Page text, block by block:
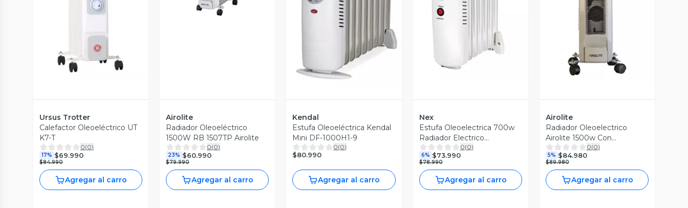
Vista Previa
Ursus Trotter
Calefactor Oleoeléctrico UT
K7-T
0(0)
17% $69.990
$84.990
Agregar al carro
Airolite
Radiador Oleoeléctrico
1500W RB 1507TP Airolite
0(0)
23% $60.990
$79.990
Agregar al carro
Vista Previa
Kendal
Estufa Oleoeléctrica Kendal
Mini DF-1000H1-9
0(0)
$80.990
Agregar al carro
Vista Previa
Nex
Estufa Oleoelectrica 700w
Radiador Electrico
Re001oi20 0(0)
6% $73.990
$78.990
Agregar al carro
Vista Previa
Airolite
Radiador Oleoelectrico
Airolite 1500w Con
Turboventilador
0(0)
5% $84.980
$89.980
Agregar al carro